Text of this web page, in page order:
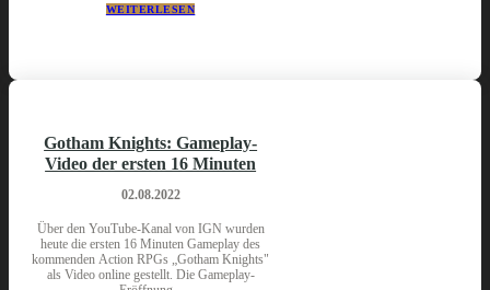
WEITERLESEN
Gotham Knights: Gameplay-
Video der ersten 16 Minuten
02.08.2022
Über den YouTube-Kanal von IGN wurden
heute die ersten 16 Minuten Gameplay des
kommenden Action RPGs „Gotham Knights"
als Video online gestellt. Die Gameplay-